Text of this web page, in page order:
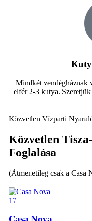
Mindkét vendégháznak
elfér 2-3 kutya.
Közvetlen Vízparti
Közvetlen
Foglalása
(Átmenetileg csak a Casa
17